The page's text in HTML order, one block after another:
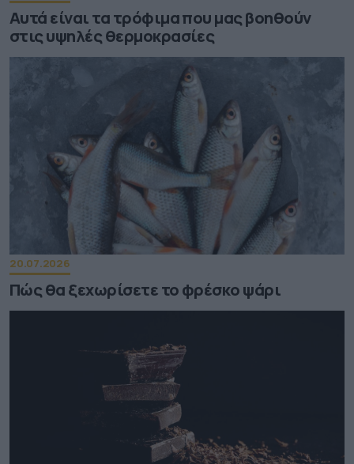
Αυτά είναι τα τρόφιμα που μας βοηθούν
στις υψηλές θερμοκρασίες
20.07.2026
Πώς θα ξεχωρίσετε το φρέσκο ψάρι